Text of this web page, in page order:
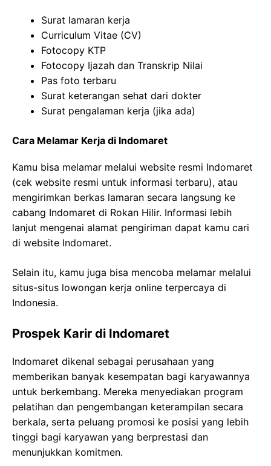
Surat lamaran kerja
Curriculum Vitae (CV)
Fotocopy KTP
Fotocopy Ijazah dan Transkrip Nilai
Pas foto terbaru
Surat keterangan sehat dari dokter
Surat pengalaman kerja (jika ada)
Cara Melamar Kerja di Indomaret
Kamu bisa melamar melalui website resmi Indomaret
(cek website resmi untuk informasi terbaru), atau
mengirimkan berkas lamaran secara langsung ke
cabang Indomaret di Rokan Hilir. Informasi lebih
lanjut mengenai alamat pengiriman dapat kamu cari
di website Indomaret.
Selain itu, kamu juga bisa mencoba melamar melalui
situs-situs lowongan kerja online terpercaya di
Indonesia.
Prospek Karir di Indomaret
Indomaret dikenal sebagai perusahaan yang
memberikan banyak kesempatan bagi karyawannya
untuk berkembang. Mereka menyediakan program
pelatihan dan pengembangan keterampilan secara
berkala, serta peluang promosi ke posisi yang lebih
tinggi bagi karyawan yang berprestasi dan
menunjukkan komitmen.